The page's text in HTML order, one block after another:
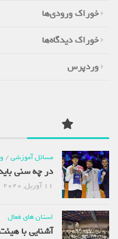
خوراک ورودی‌ها
خوراک دیدگاه‌ها
وردپرس
مسائل آموزشی/
در چه سنی
استان های فعال
آشنایی با